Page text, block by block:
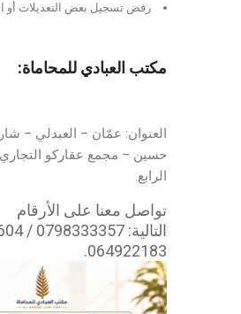
رفض تسجيل بعض التعديلات أو
مكتب العبادي للمحاماة:
العنوان: عمّان – العبدلي –
حسين – مجمع عقاركو
الرابع.
تواصل معنا على الأرقام
064922183.